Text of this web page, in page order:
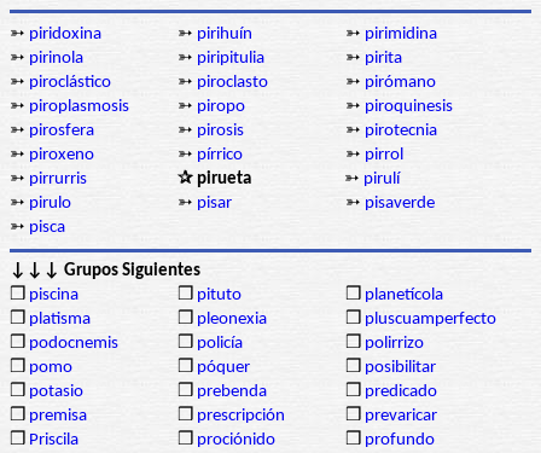
➳ piridoxina ➳ pirihuín ➳ pirimidina
➳ pirinola ➳ piripitulia ➳ pirita
➳ piroclástico ➳ piroclasto ➳ pirómano
➳ piroplasmosis ➳ piropo ➳ piroquinesis
➳ pirosfera ➳ pirosis ➳ pirotecnia
➳ piroxeno ➳ pírrico ➳ pirrol
➳ pirrurris ✰ pirueta ➳ pirulí
➳ pirulo ➳ pisar ➳ pisaverde
➳ pisca
↓↓↓ Grupos Siguientes
❒ piscina ❒ pituto ❒ planetícola
❒ platisma ❒ pleonexia ❒ pluscuamperfecto
❒ podocnemis ❒ policía ❒ polirrizo
❒ pomo ❒ póquer ❒ posibilitar
❒ potasio ❒ prebenda ❒ predicado
❒ premisa ❒ prescripción ❒ prevaricar
❒ Priscila ❒ prociónido ❒ profundo